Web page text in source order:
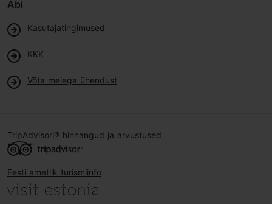
Abi
Kasutajatingimused
KKK
Võta meiega ühendust
TripAdvisori® hinnangud ja arvustused
Eesti ametlik turismiinfo